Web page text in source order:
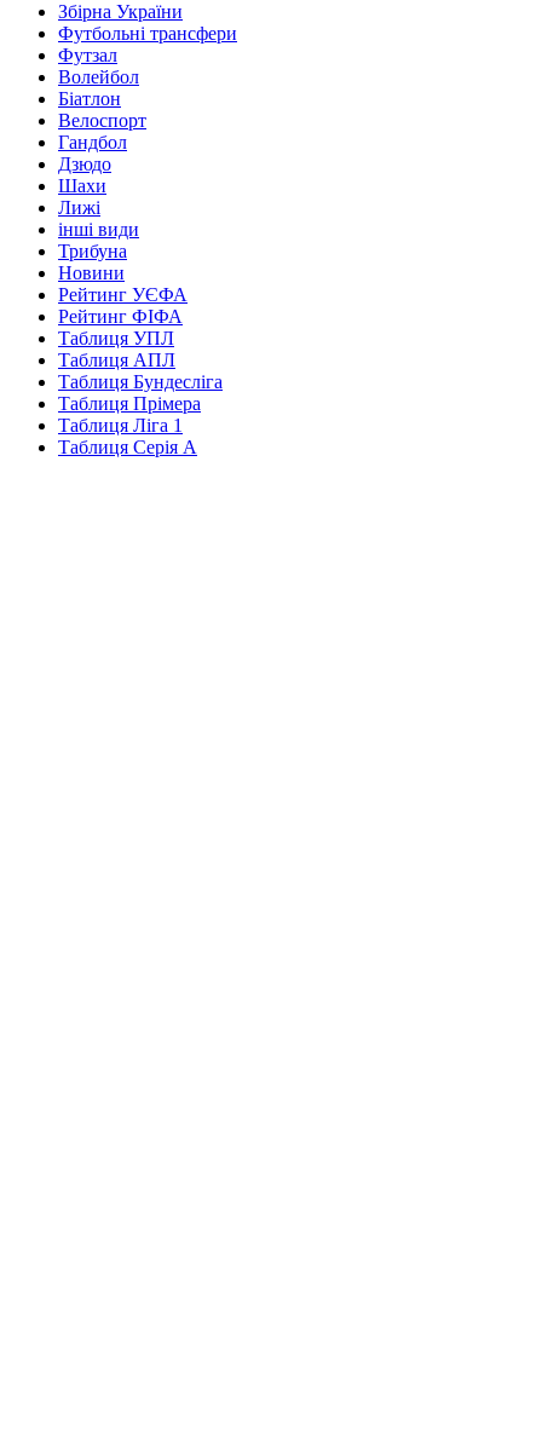
Збірна України
Футбольні трансфери
Футзал
Волейбол
Біатлон
Велоспорт
Гандбол
Дзюдо
Шахи
Лижі
інші види
Трибуна
Новини
Рейтинг УЄФА
Рейтинг ФІФА
Таблиця УПЛ
Таблиця АПЛ
Таблиця Бундесліга
Таблиця Прімера
Таблиця Ліга 1
Таблиця Серія А